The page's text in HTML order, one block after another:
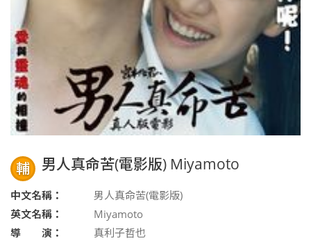
輔 男人真命苦(電影版) Miyamoto
中文名稱：
男人真命苦(電影版)
英文名稱：
Miyamoto
導 演：
真利子哲也